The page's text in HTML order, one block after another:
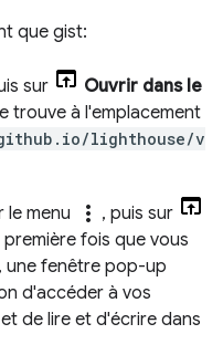
que gist:
sur
Ouvrir dans le
trouve à l'emplacement
lighthouse/v
le menu more_vert , puis sur
première fois que vous
fenêtre pop-up
d'accéder à vos
de lire et d'écrire dans